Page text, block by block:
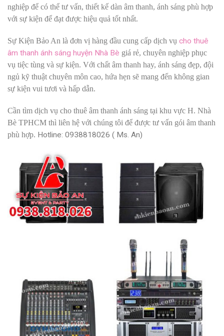
nghiệp để có thể tư vấn, thiết kế dàn âm thanh, ánh sáng phù hợp
với sự kiện để đạt được hiệu quả tốt nhất.
Sự Kiện Bảo An là đơn vị hàng đầu cung cấp dịch vụ cho thuê
âm thanh ánh sáng huyện Nhà Bè giá rẻ, chuyên nghiệp phục
vụ tiệc tùng và sự kiện. Với chất âm thanh hay, ánh sáng đẹp, đội
ngủ kỹ thuật chuyên môn cao, hứa hẹn sẽ mang đến không gian
sự kiện vui tươi và hấp dẫn.
Cần tìm dịch vụ cho thuê âm thanh ánh sáng tại khu vực H. Nhà
Bè TPHCM thì liên hệ với chúng tôi để được tư vấn gói âm thanh
phù hợp. Hotline: 0938818026 ( Ms. An)